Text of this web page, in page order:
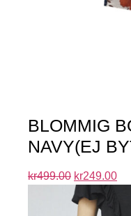
BLOMMIG
NAVY(EJ
kr499.00 kr249.00